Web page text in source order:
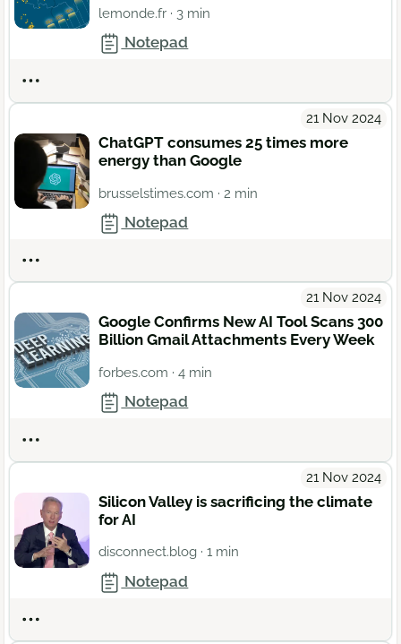
lemonde.fr · 3 min
Notepad
21 Nov 2024
ChatGPT consumes 25 times more
energy than Google
brusselstimes.com · 2 min
Notepad
21 Nov 2024
Google Confirms New AI Tool Scans 300
Billion Gmail Attachments Every Week
forbes.com · 4 min
Notepad
21 Nov 2024
Silicon Valley is sacrificing the climate
for AI
disconnect.blog · 1 min
Notepad